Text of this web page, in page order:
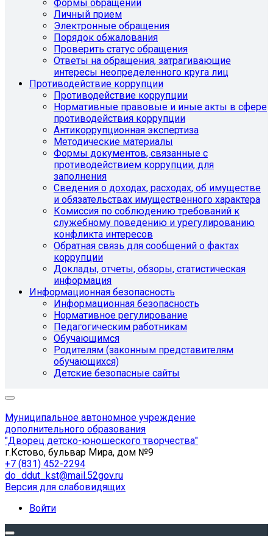
Формы обращений
Личный прием
Электронные обращения
Порядок обжалования
Проверить статус обращения
Ответы на обращения, затрагивающие
интересы неопределенного круга лиц
Противодействие коррупции
Противодействие коррупции
Нормативные правовые и иные акты в сфере
противодействия коррупции
Антикоррупционная экспертиза
Методические материалы
Формы документов, связанные с
противодействием коррупции, для
заполнения
Сведения о доходах, расходах, об имуществе
и обязательствах имущественного характера
Комиссия по соблюдению требований к
служебному поведению и урегулированию
конфликта интересов
Обратная связь для сообщений о фактах
коррупции
Доклады, отчеты, обзоры, статистическая
информация
Информационная безопасность
Информационная безопасность
Нормативное регулирование
Педагогическим работникам
Обучающимся
Родителям (законным представителям
обучающихся)
Детские безопасные сайты
Муниципальное автономное учреждение
дополнительного образования
"Дворец детско-юношеского творчества"
г.Кстово, бульвар Мира, дом №9
+7 (831) 452-2294
do_ddut_kst@mail.52gov.ru
Версия для слабовидящих
Войти